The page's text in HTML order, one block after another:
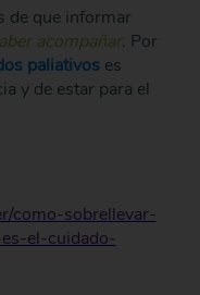
de que informar
acompañar. Por
paliativos es
y de estar para el
como-sobrellevar-
el-cuidado-